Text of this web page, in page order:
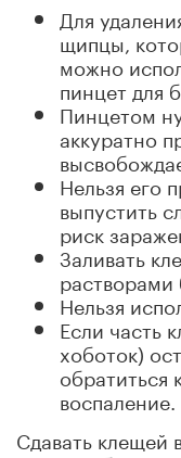
Для
щипцы,
можно
пинцет для
Пинцетом
аккуратно
Нельзя его
выпустить
риск
Заливать
растворами
Нельзя
Если часть
хоботок)
обратиться
воспаление.
Сдавать клещей